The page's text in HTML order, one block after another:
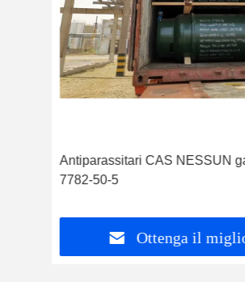
Antiparassitari CAS NESSUN
7782-50-5
Ottenga il